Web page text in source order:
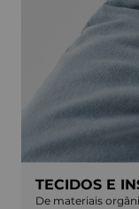
TECIDOS E
De materiais